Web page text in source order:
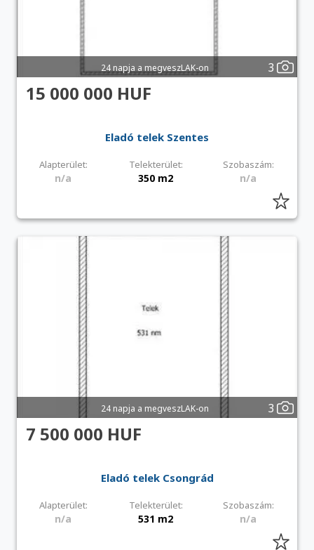
24 napja a megveszLAK-on 3
15 000 000 HUF
Eladó telek Szentes
Alapterület: Telekterület: Szobaszám:
n/a 350 m2 n/a
24 napja a megveszLAK-on 3
7 500 000 HUF
Eladó telek Csongrád
Alapterület: Telekterület: Szobaszám:
n/a 531 m2 n/a